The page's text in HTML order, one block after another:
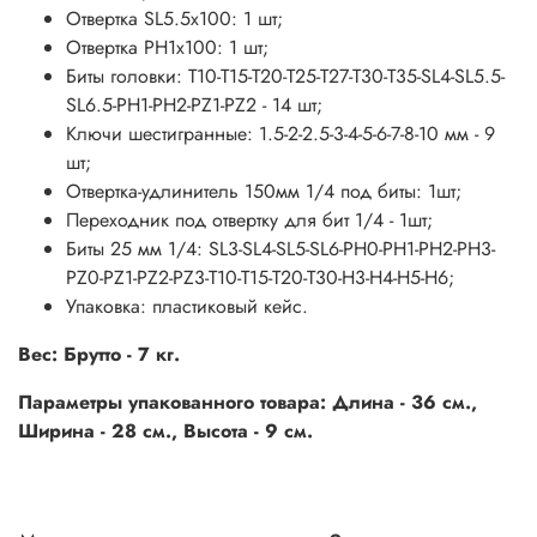
Отвертка SL5.5х100: 1 шт;
Отвертка PH1х100: 1 шт;
Биты головки: T10-T15-T20-T25-T27-T30-T35-SL4-SL5.5-
SL6.5-PH1-PH2-PZ1-PZ2 - 14 шт;
Ключи шестигранные: 1.5-2-2.5-3-4-5-6-7-8-10 мм - 9
шт;
Отвертка-удлинитель 150мм 1/4 под биты: 1шт;
Переходник под отвертку для бит 1/4 - 1шт;
Биты 25 мм 1/4: SL3-SL4-SL5-SL6-PH0-PH1-PH2-PH3-
PZ0-PZ1-PZ2-PZ3-T10-T15-T20-T30-H3-H4-H5-H6;
Упаковка: пластиковый кейс.
Вес: Брутто - 7 кг.
Параметры упакованного товара: Длина - 36 см.,
Ширина - 28 см., Высота - 9 см.